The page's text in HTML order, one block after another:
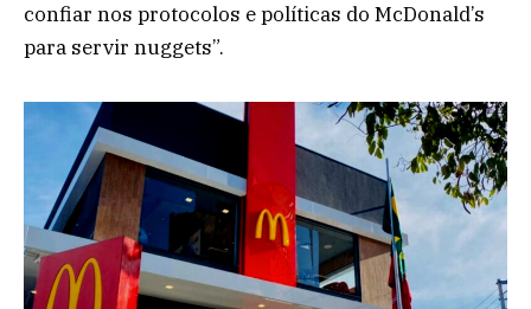
confiar nos protocolos e políticas do McDonald’s
para servir nuggets”.